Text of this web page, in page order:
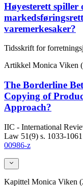
Høyesterett spiller
varemerkesaker?
Tidsskrift for
Artikkel Monica Viken
The Borderline
Copying of
Approach?
IIC - International
Law 51(9) s. 1033-1061
00986-z
Kapittel Monica Viken